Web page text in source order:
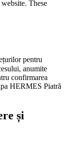
These
pentru
anumite
confirmarea
HERMES Piatră
și